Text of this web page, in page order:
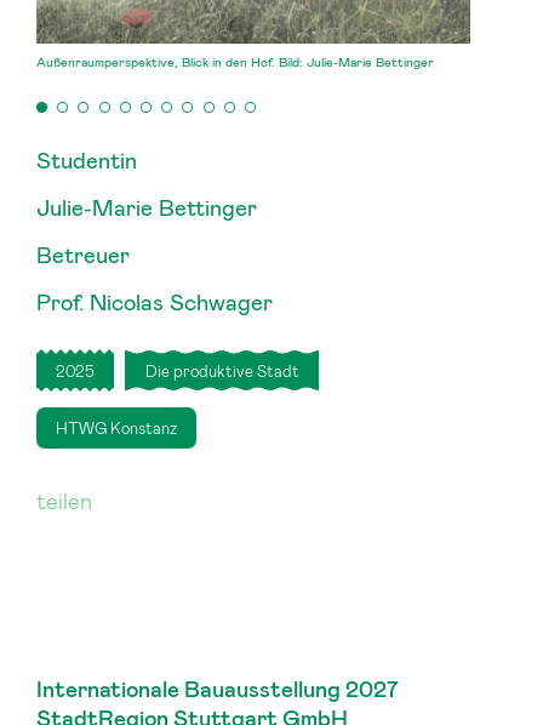
Außenraumperspektive, Blick in den Hof. Bild: Julie-Marie Bettinger
Studentin
Julie-Marie Bettinger
Betreuer
Prof. Nicolas Schwager
2025 Die produktive Stadt
HTWG Konstanz
teilen
Internationale Bauausstellung 2027
StadtRegion Stuttgart GmbH